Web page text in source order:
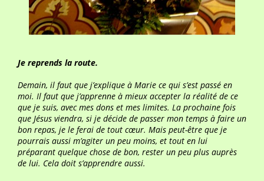
Je reprends la route.
Demain, il faut que j’explique à Marie ce qui s’est passé en
moi. Il faut que j’apprenne à mieux accepter la réalité de ce
que je suis, avec mes dons et mes limites. La prochaine fois
que Jésus viendra, si je décide de passer mon temps à faire un
bon repas, je le ferai de tout cœur. Mais peut-être que je
pourrais aussi m’agiter un peu moins, et tout en lui
préparant quelque chose de bon, rester un peu plus auprès
de lui. Cela doit s’apprendre aussi.